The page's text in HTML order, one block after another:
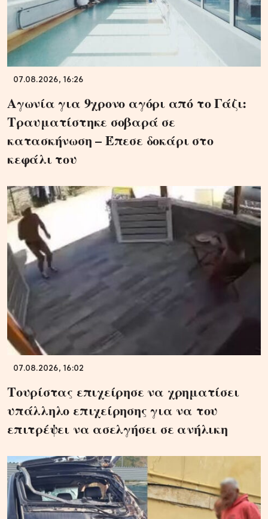
07.08.2026, 16:26
Αγωνία για 9χρονο αγόρι από το Γάζι:
Τραυματίστηκε σοβαρά σε
κατασκήνωση – Έπεσε δοκάρι στο
κεφάλι του
07.08.2026, 16:02
Τουρίστας επιχείρησε να χρηματίσει
υπάλληλο επιχείρησης για να του
επιτρέψει να ασελγήσει σε ανήλικη